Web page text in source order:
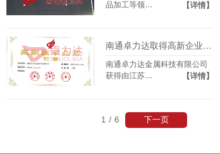
品加工等领…
【详情】
南通卓力达取得高新企业证书
南通卓力达金属科技有限公司
获得由江苏…
【详情】
1 / 6 下一页